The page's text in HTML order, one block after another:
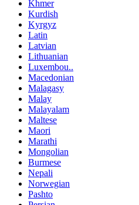
Khmer
Kurdish
Kyrgyz
Latin
Latvian
Lithuanian
Luxembou..
Macedonian
Malagasy
Malay
Malayalam
Maltese
Maori
Marathi
Mongolian
Burmese
Nepali
Norwegian
Pashto